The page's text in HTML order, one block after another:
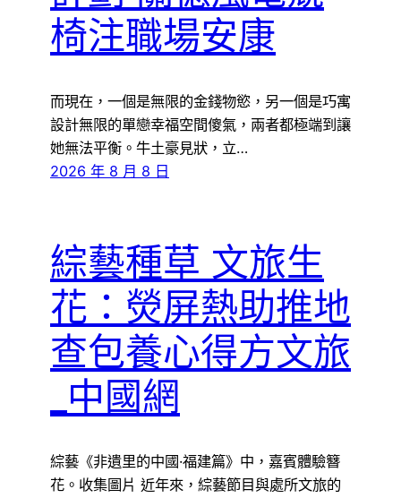
椅注職場安康
而現在，一個是無限的金錢物慾，另一個是巧寓
設計無限的單戀幸福空間傻氣，兩者都極端到讓
她無法平衡。牛土豪見狀，立…
2026 年 8 月 8 日
綜藝種草 文旅生
花：熒屏熱助推地
查包養心得方文旅
_中國網
綜藝《非遺里的中國·福建篇》中，嘉賓體驗簪
花。收集圖片 近年來，綜藝節目與處所文旅的